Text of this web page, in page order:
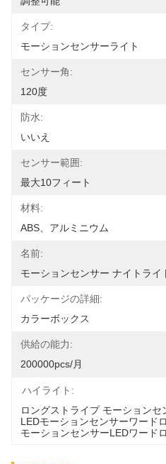
タイプ:
モーションセンサーライト
センサー角:
120度
防水:
いいえ
センサー範囲:
最大10フィート
材料:
ABS、アルミニウム
名前:
モーションセンサー ナイトライ
パッケージの詳細:
カラーボックス
供給の能力:
200000pcs/月
ハイライト:
ロングストライプ モーションセ
LEDモーションセンサーワード
モーションセンサーLEDワード